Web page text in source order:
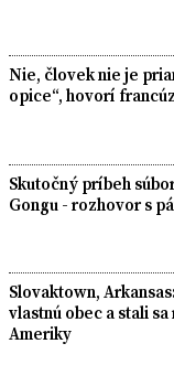
Nie, človek nie je
opice“, hovorí
Skutočný príbeh
Gongu - rozhovor s
Slovaktown,
vlastnú obec a stali
Ameriky